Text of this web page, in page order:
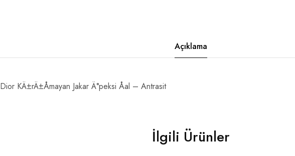
Açıklama
Dior KÄ±rÄ±Åmayan Jakar Ä°peksi Åal – Antrasit
İlgili Ürünler